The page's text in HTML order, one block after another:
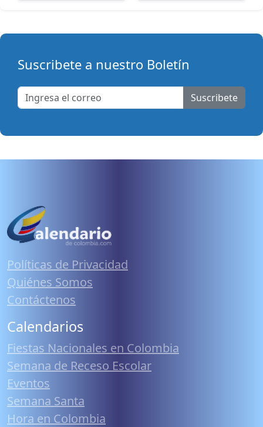
Suscribete a nuestro Boletín
Suscribete
Políticas de Privacidad
Quiénes Somos
Contáctenos
Calendarios
Fiestas Nacionales en Colombia
Semana de Receso Escolar
Eventos
Semana Santa
Hora en Colombia